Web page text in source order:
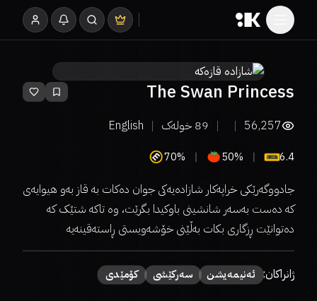
The Swan Princess
56,257
89 خولەک English
6.4
50%
70%
جادووگەرێکی خراپەکار شازادەیەکی جوان دەکات بە قاز بەو هیوایەی
کە دەست بەسەر شانشینی باوکیدا بگرێت، وە تاکە شتێک کە
دەتوانێت ڕزگاری بکات بەڵێنی خۆشەویستی ڕاستەقینەیە
ژانراکان: ئەنیمەیشن سەركێشی كۆمێدی